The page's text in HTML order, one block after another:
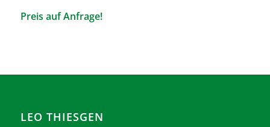
Preis auf Anfrage!
LEO THIESGEN